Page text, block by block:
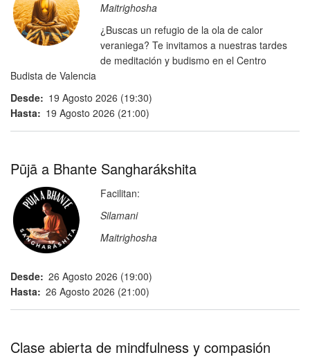
Maitrighosha
¿Buscas un refugio de la ola de calor
veraniega? Te invitamos a nuestras tardes
de meditación y budismo en el Centro
Budista de Valencia
Desde
19 Agosto 2026 (19:30)
Hasta
19 Agosto 2026 (21:00)
Pūjā a Bhante Sangharákshita
Facilitan:
Silamani
Maitrighosha
Desde 26 Agosto 2026 (19:00)
Hasta 26 Agosto 2026 (21:00)
Clase abierta de mindfulness y compasión